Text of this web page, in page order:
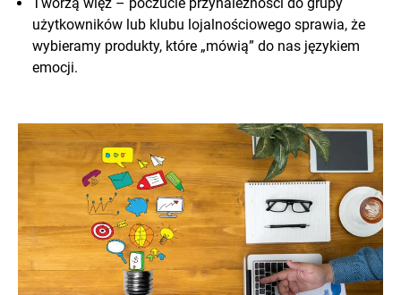
użytkowników lub klubu lojalnościowego sprawia, że
wybieramy produkty, które „mówią” do nas językiem
emocji.